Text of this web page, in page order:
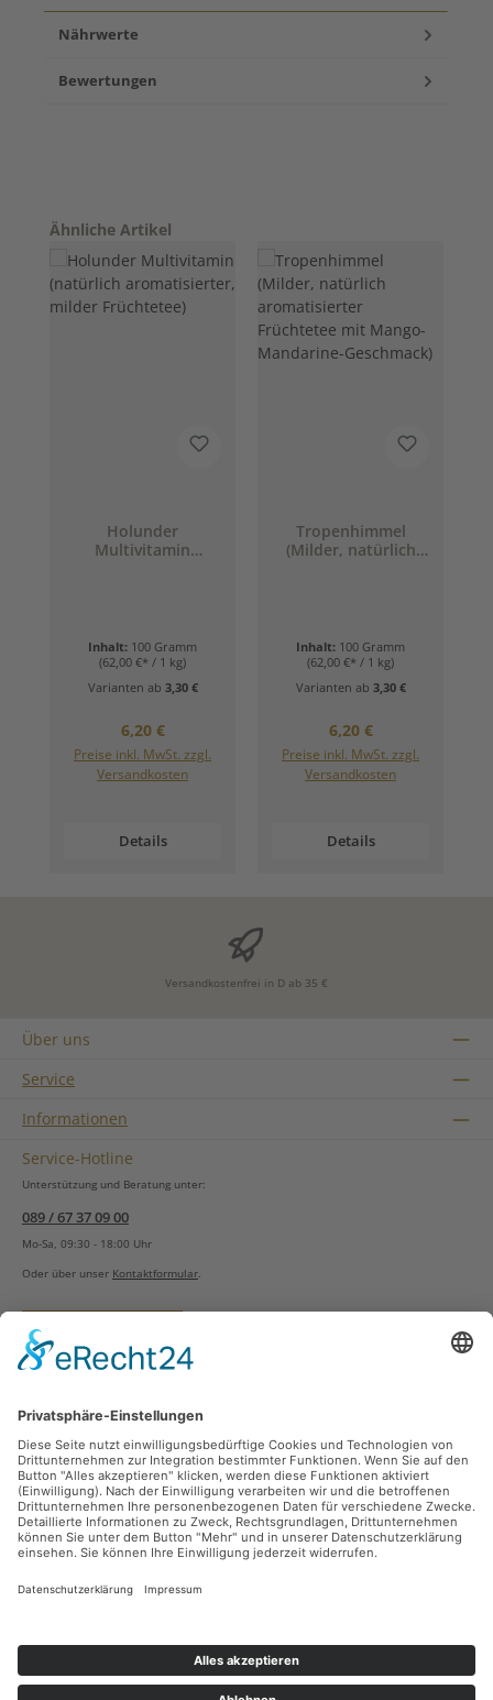
Nährwerte
Bewertungen
Produktgalerie überspringen
Ähnliche Artikel
Holunder
Multivitamin
Inhalt: 100 Gramm
(62,00 €* / 1 kg)
Varianten ab 3,30 €
Regulärer Preis:
6,20 €
Preise inkl. MwSt. zzgl.
Versandkosten
Details
Tropenhimmel
(Milder, natürlich
Inhalt: 100 Gramm
(62,00 €* / 1 kg)
Varianten ab 3,30 €
Regulärer Preis:
6,20 €
Preise inkl. MwSt. zzgl.
Versandkosten
Details
Versandkostenfrei in D ab 35 €
Über uns
Service
Informationen
Service-Hotline
Unterstützung und Beratung unter:
089 / 67 37 09 00
Mo-Sa, 09:30 - 18:00 Uhr
Oder über unser Kontaktformular.
Vertrag widerrufen
Zahlungsarten
Sicher Einkaufen
Ladengeschäft
Newsletter
Facebook Instagram